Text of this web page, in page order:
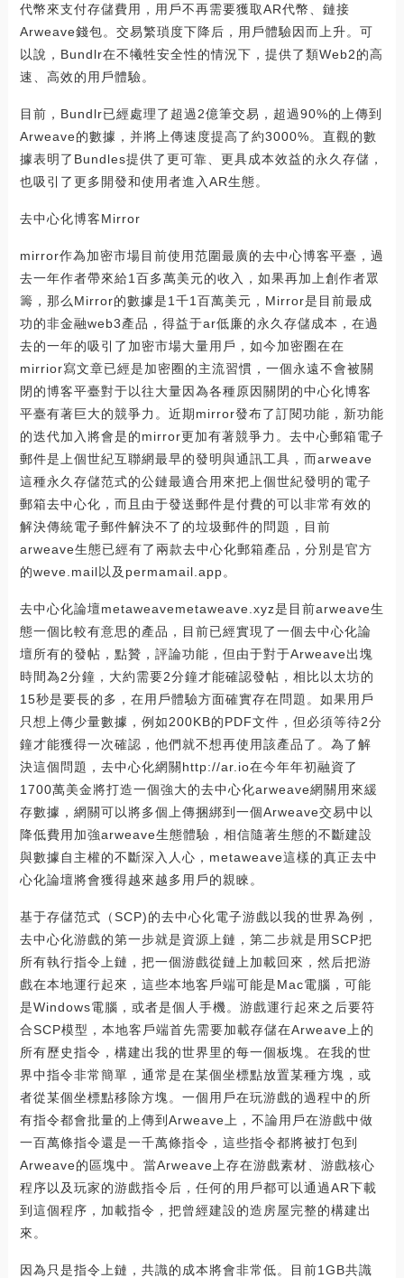
代幣來支付存儲費用，用戶不再需要獲取AR代幣、鏈接
Arweave錢包。交易繁瑣度下降后，用戶體驗因而上升。可
以說，Bundlr在不犧牲安全性的情況下，提供了類Web2的高
速、高效的用戶體驗。
目前，Bundlr已經處理了超過2億筆交易，超過90%的上傳到
Arweave的數據，并將上傳速度提高了約3000%。直觀的數
據表明了Bundles提供了更可靠、更具成本效益的永久存儲，
也吸引了更多開發和使用者進入AR生態。
去中心化博客Mirror
mirror作為加密市場目前使用范圍最廣的去中心博客平臺，過
去一年作者帶來給1百多萬美元的收入，如果再加上創作者眾
籌，那么Mirror的數據是1千1百萬美元，Mirror是目前最成
功的非金融web3產品，得益于ar低廉的永久存儲成本，在過
去的一年的吸引了加密市場大量用戶，如今加密圈在在
mirrior寫文章已經是加密圈的主流習慣，一個永遠不會被關
閉的博客平臺對于以往大量因為各種原因關閉的中心化博客
平臺有著巨大的競爭力。近期mirror發布了訂閱功能，新功能
的迭代加入將會是的mirror更加有著競爭力。去中心郵箱電子
郵件是上個世紀互聯網最早的發明與通訊工具，而arweave
這種永久存儲范式的公鏈最適合用來把上個世紀發明的電子
郵箱去中心化，而且由于發送郵件是付費的可以非常有效的
解決傳統電子郵件解決不了的垃圾郵件的問題，目前
arweave生態已經有了兩款去中心化郵箱產品，分別是官方
的weve.mail以及permamail.app。
去中心化論壇metaweavemetaweave.xyz是目前arweave生
態一個比較有意思的產品，目前已經實現了一個去中心化論
壇所有的發帖，點贊，評論功能，但由于對于Arweave出塊
時間為2分鐘，大約需要2分鐘才能確認發帖，相比以太坊的
15秒是要長的多，在用戶體驗方面確實存在問題。如果用戶
只想上傳少量數據，例如200KB的PDF文件，但必須等待2分
鐘才能獲得一次確認，他們就不想再使用該產品了。為了解
決這個問題，去中心化網關http://ar.io在今年年初融資了
1700萬美金將打造一個強大的去中心化arweave網關用來緩
存數據，網關可以將多個上傳捆綁到一個Arweave交易中以
降低費用加強arweave生態體驗，相信隨著生態的不斷建設
與數據自主權的不斷深入人心，metaweave這樣的真正去中
心化論壇將會獲得越來越多用戶的親睞。
基于存儲范式（SCP)的去中心化電子游戲以我的世界為例，
去中心化游戲的第一步就是資源上鏈，第二步就是用SCP把
所有執行指令上鏈，把一個游戲從鏈上加載回來，然后把游
戲在本地運行起來，這些本地客戶端可能是Mac電腦，可能
是Windows電腦，或者是個人手機。游戲運行起來之后要符
合SCP模型，本地客戶端首先需要加載存儲在Arweave上的
所有歷史指令，構建出我的世界里的每一個板塊。在我的世
界中指令非常簡單，通常是在某個坐標點放置某種方塊，或
者從某個坐標點移除方塊。一個用戶在玩游戲的過程中的所
有指令都會批量的上傳到Arweave上，不論用戶在游戲中做
一百萬條指令還是一千萬條指令，這些指令都將被打包到
Arweave的區塊中。當Arweave上存在游戲素材、游戲核心
程序以及玩家的游戲指令后，任何的用戶都可以通過AR下載
到這個程序，加載指令，把曾經建設的造房屋完整的構建出
來。
因為只是指令上鏈，共識的成本將會非常低。目前1GB共識